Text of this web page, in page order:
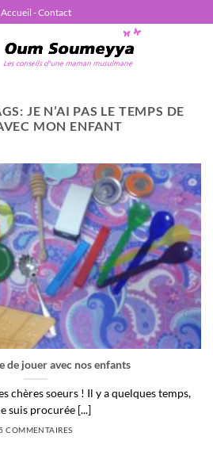
Accueil - Contact
JE N’AI PAS LE TEMPS DE
MON ENFANT
de jouer avec nos enfants
chères soeurs ! Il y a quelques temps,
suis procurée [...]
5 COMMENTAIRES